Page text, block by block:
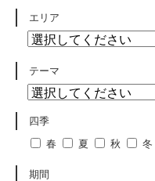
エリア
テーマ
四季
春
夏 秋 冬
期間